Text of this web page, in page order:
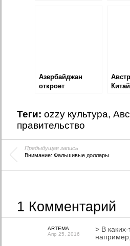
Азербайджан
откроет
Теги: ozzy культура,
правительство
Предыдущая запись
Внимание: Фальшивые доллары
1 Комментарий
ARTEMA:
Апр 25, 2016
> В